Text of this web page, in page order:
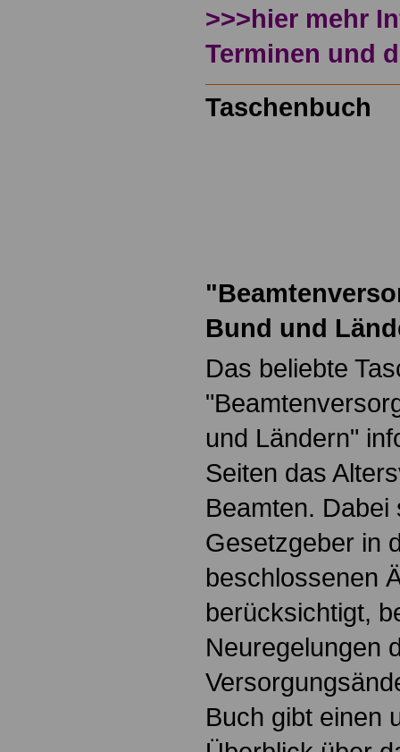
>>>hier mehr
Terminen und
Taschenbuch
Bund und
Das beliebte
und Ländern"
Seiten das
Beamten. Dabei
Gesetzgeber in
beschlossenen
berücksichtigt,
Neuregelungen
Buch gibt einen